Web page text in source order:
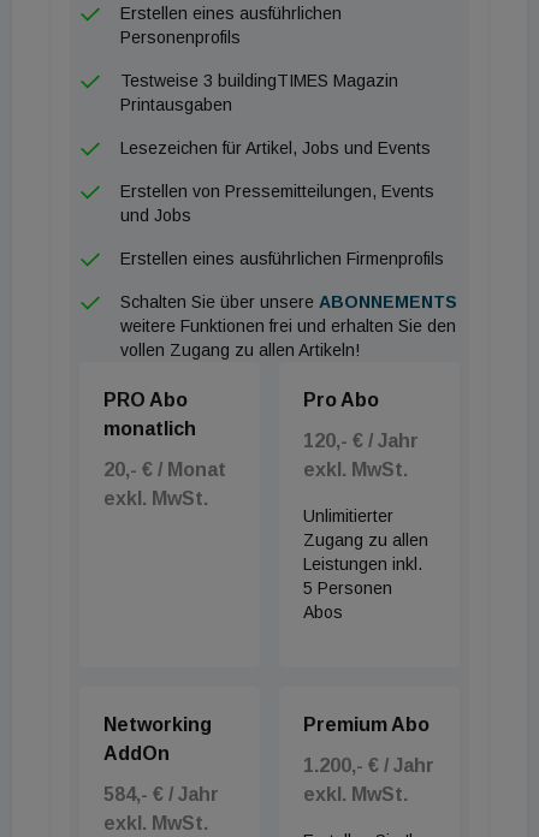
Das gesamte Positionspapier finden Sie
Erstellen eines ausführlichen
Personenprofils
Testweise 3 buildingTIMES Magazin
Printausgaben
Lesezeichen für Artikel, Jobs und Events
Erstellen von Pressemitteilungen, Events
und Jobs
Erstellen eines ausführlichen Firmenprofils
Schalten Sie über unsere ABONNEMENTS
weitere Funktionen frei und erhalten Sie den
vollen Zugang zu allen Artikeln!
PRO Abo
monatlich
20,- € / Monat
exkl. MwSt.
Pro Abo
120,- € / Jahr
exkl. MwSt.
Unlimitierter
Zugang zu allen
Leistungen inkl.
5 Personen
Abos
Networking
AddOn
584,- € / Jahr
exkl. MwSt.
Premium Abo
1.200,- € / Jahr
exkl. MwSt.